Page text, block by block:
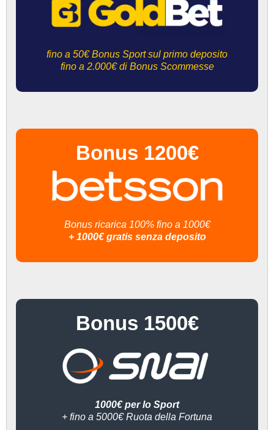
fino a 50€ Bonus Sport sul primo deposito
fino a 2.000€ di Bonus Scommesse
Bonus 1200€
Bonus ricarica 100% fino a 1000€
+ 1000€ gratis senza deposito
Bonus 1500€
1000€ per lo Sport
+ fino a 5000€ Ruota della Fortuna